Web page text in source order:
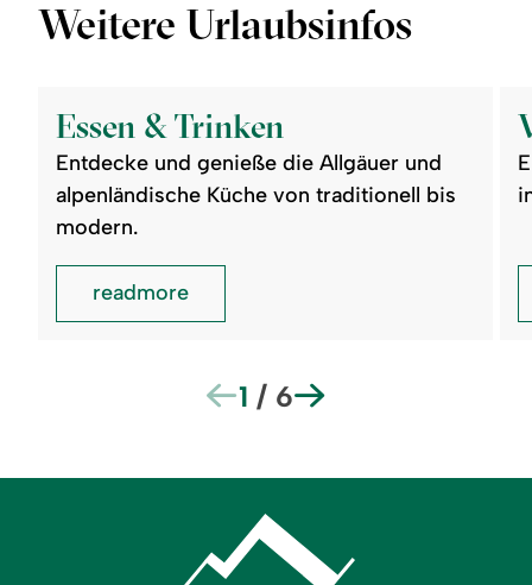
Weitere Urlaubsinfos
Essen & Trinken
Entdecke und genieße die Allgäuer und
alpenländische Küche von traditionell bis
modern.
Essen
Trinken
readmore
1 / 6